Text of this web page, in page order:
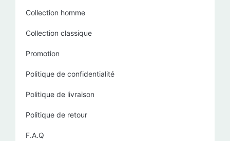
Collection homme
Collection classique
Promotion
Politique de confidentialité
Politique de livraison
Politique de retour
F.A.Q